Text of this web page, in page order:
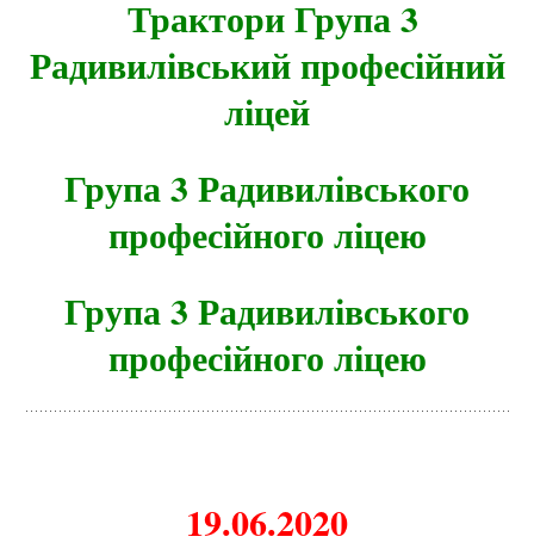
Трактори Група 3
Радивилівський професійний
ліцей
Група 3 Радивилівського
професійного ліцею
Група 3 Радивилівського
професійного ліцею
19.06.2020